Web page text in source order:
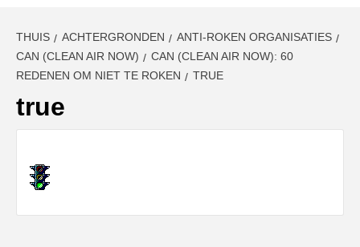
THUIS ACHTERGRONDEN
ANTI-ROKEN ORGANISATIES
CAN (CLEAN AIR NOW)
CAN (CLEAN AIR NOW): 60
REDENEN OM NIET TE ROKEN
TRUE
true